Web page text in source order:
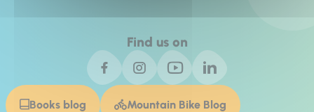
Find us on
Books blog Mountain Bike Blog